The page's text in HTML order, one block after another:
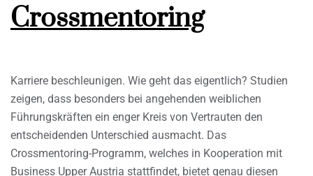
Crossmentoring
Karriere beschleunigen. Wie geht das eigentlich? Studien
zeigen, dass besonders bei angehenden weiblichen
Führungskräften ein enger Kreis von Vertrauten den
entscheidenden Unterschied ausmacht. Das
Crossmentoring-Programm, welches in Kooperation mit
Business Upper Austria stattfindet, bietet genau diesen